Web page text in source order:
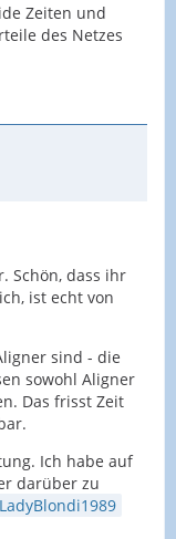
Zeiten und
des Netzes
Schön, dass ihr
ist echt von
sind - die
sowohl Aligner
Das frisst Zeit
Ich habe auf
darüber zu
LadyBlondi1989